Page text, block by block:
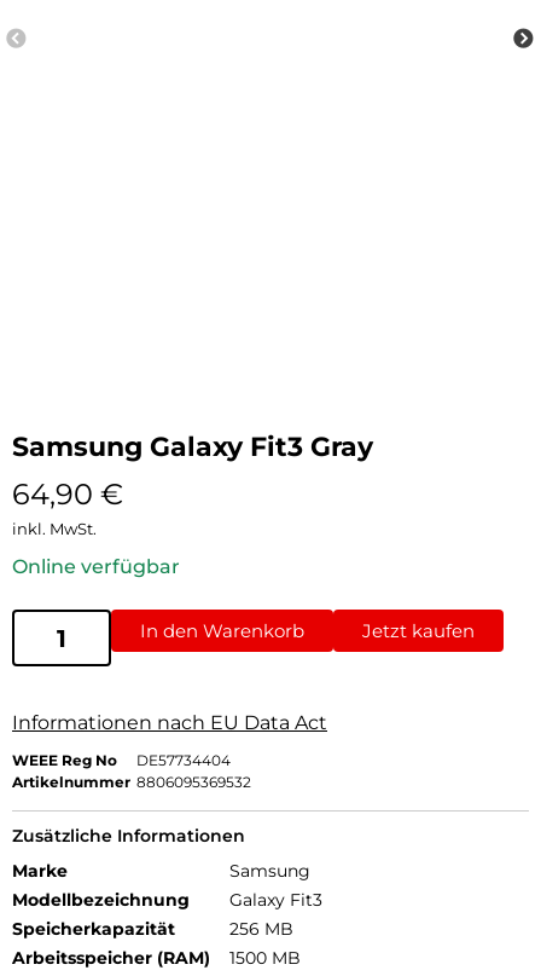
Samsung Galaxy Fit3 Gray
64,90 €
inkl. MwSt.
Online verfügbar
In den Warenkorb Jetzt kaufen
Informationen nach EU Data Act
WEEE Reg No
DE57734404
Artikelnummer 8806095369532
Zusätzliche Informationen
Marke
Samsung
Modellbezeichnung
Galaxy Fit3
Speicherkapazität
256 MB
Arbeitsspeicher (RAM)
1500 MB